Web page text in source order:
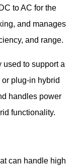
to AC for the
and manages
and range.
used to support a
plug-in hybrid
handles power
functionality.
can handle high